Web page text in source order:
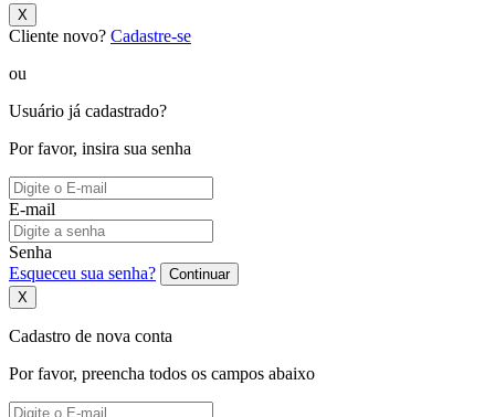
X
Cliente novo? Cadastre-se
ou
Usuário já cadastrado?
Por favor, insira sua senha
E-mail
Senha
Esqueceu sua senha?
Continuar
X
Cadastro de nova conta
Por favor, preencha todos os campos abaixo